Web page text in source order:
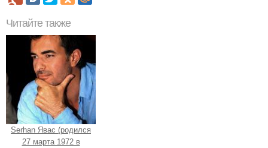
Читайте также
Serhan Явас (родился
27 марта 1972 в